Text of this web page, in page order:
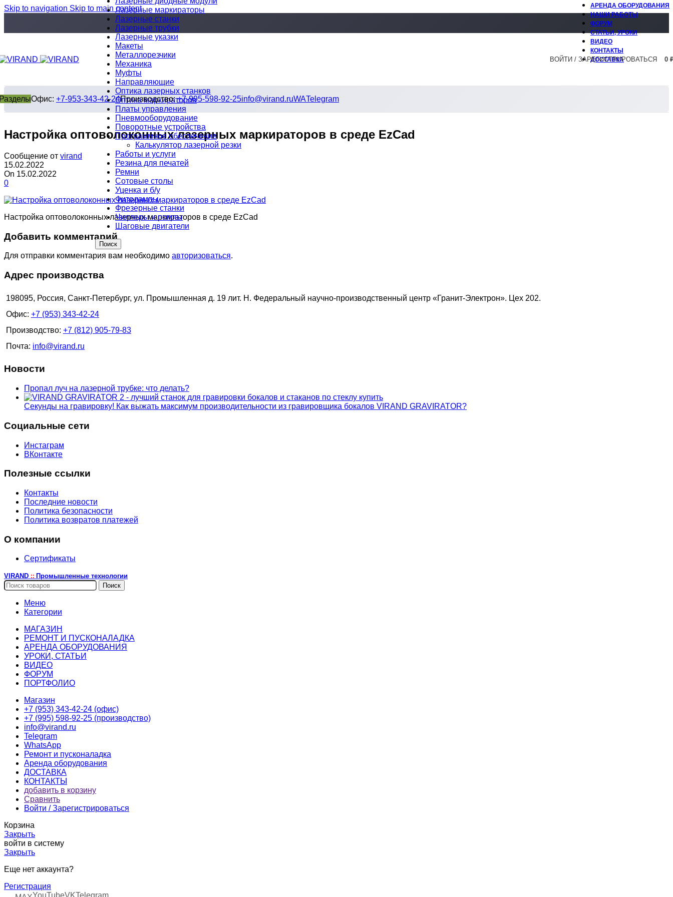
Skip to navigation Skip to main content
АРЕНДА ОБОРУДОВАНИЯ
НАШИ РАБОТЫ
ФОРУМ
СТАТЬИ, УРОКИ
ВИДЕО
КОНТАКТЫ
ДОСТАВКА
Лазерные маркираторы
Лазерные станки
Лазерные трубки
Лазерные указки
Макеты
Металлорезчики
Механика
Муфты
Направляющие
Оптика лазерных станков
Оптика маркираторов
Платы управления
Пневмооборудование
Поворотные устройства
Программное обеспечение
Калькулятор лазерной резки
Работы и услуги
Резина для печатей
Ремни
Сотовые столы
Уценка и б/у
Фитолампы
Фрезерные станки
Чиллеры и помпы
Шаговые двигатели
Поиск
ВОЙТИ / ЗАРЕГИСТРИРОВАТЬСЯ 0
Офис: +7-953-343-42-24Производство:+7-995-598-92-25info@virand.ruWATelegram
Настройка оптоволоконных лазерных маркираторов в среде EzCad
Сообщение от virand
15.02.2022
On 15.02.2022
0
Настройка оптоволоконных лазерных маркираторов в среде EzCad
Добавить комментарий
Для отправки комментария вам необходимо авторизоваться.
Адрес производства
198095, Россия, Санкт-Петербург, ул. Промышленная д. 19 лит. Н. Федеральный научно-производственный центр «Гранит-Электрон». Цех 202.
Офис: +7 (953) 343-42-24
Производство: +7 (812) 905-79-83
Почта: info@virand.ru
Новости
Пропал луч на лазерной трубке: что делать?
Секунды на гравировку! Как выжать максимум производительности из гравировщика бокалов VIRAND GRAVIRATOR?
Социальные сети
Инстаграм
ВКонтакте
Полезные ссылки
Контакты
Последние новости
Политика безопасности
Политика возвратов платежей
О компании
Сертификаты
VIRAND :: Промышленные технологии
Поиск
Меню
Категории
МАГАЗИН
РЕМОНТ И ПУСКОНАЛАДКА
АРЕНДА ОБОРУДОВАНИЯ
УРОКИ, СТАТЬИ
ВИДЕО
ФОРУМ
ПОРТФОЛИО
Магазин
+7 (953) 343-42-24 (офис)
+7 (995) 598-92-25 (производство)
info@virand.ru
Telegram
WhatsApp
Ремонт и пусконаладка
Аренда оборудования
ДОСТАВКА
КОНТАКТЫ
добавить в корзину
Сравнить
Войти / Зарегистрироваться
Корзина
Закрыть
войти в систему
Закрыть
Еще нет аккаунта?
Регистрация